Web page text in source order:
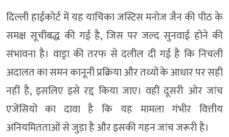
दिल्ली हाईकोर्ट में यह याचिका जस्टिस मनोज जैन की पीठ के
समक्ष सूचीबद्ध की गई है, जिस पर जल्द सुनवाई होने की
संभावना है। वाड्रा की तरफ से दलील दी गई है कि निचली
अदालत का समन कानूनी प्रक्रिया और तथ्यों के आधार पर सही
नहीं है, इसलिए इसे रद्द किया जाए। वहीं दूसरी ओर जांच
एजेंसियों का दावा है कि यह मामला गंभीर वित्तीय
अनियमितताओं से जुड़ा है और इसकी गहन जांच जरूरी है।